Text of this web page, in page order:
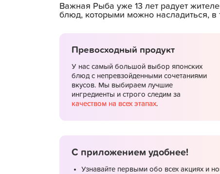
Важная Рыба уже 13 лет радует
блюд, которыми можно насладиться, в
Превосходный продукт
У нас самый большой выбор японских
блюд с непревзойденными сочетаниями
вкусов. Мы выбираем лучшие
ингредиенты и строго следим за
качеством на всех этапах.
С приложением удобнее!
Узнавайте первыми обо всех акциях и